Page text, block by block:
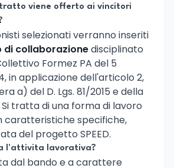
viene offerto ai vincitori
selezionati verranno inseriti
collaborazionedisciplinato
Formez PA del 5
in applicazione dell'articolo 2,
a) del D. Lgs. 81/2015 e della
Si tratta di una forma di lavoro
caratteristiche specifiche,
del progetto SPEED.
l'attivita lavorativa?
dal bando e a carattere